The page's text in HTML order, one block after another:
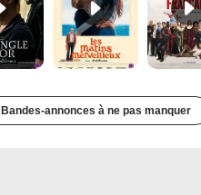
Bandes-annonces à ne pas manquer